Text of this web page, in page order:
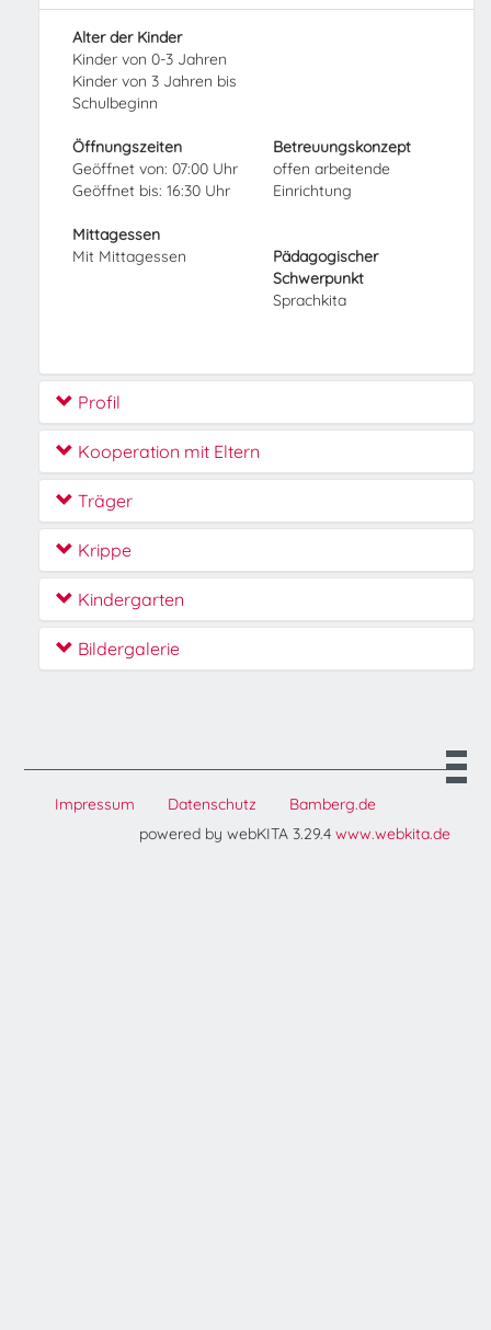
Alter der Kinder
Kinder von 0-3 Jahren
Kinder von 3 Jahren bis
Schulbeginn
Öffnungszeiten
Geöffnet von: 07:00 Uhr
Geöffnet bis: 16:30 Uhr
Mittagessen
Mit Mittagessen
Betreuungskonzept
offen arbeitende
Einrichtung
Pädagogischer
Schwerpunkt
Sprachkita
Profil
Kooperation mit Eltern
Träger
Krippe
Kindergarten
Bildergalerie
Impressum Datenschutz
Bamberg.de
powered by webKITA 3.29.4 www.webkita.de